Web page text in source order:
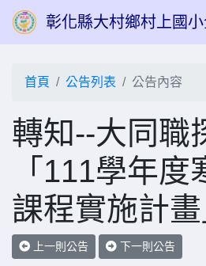
彰化縣大村鄉村上國
首頁 公告列表 公告內容
轉知--大同職
「111學年
課程實施計畫
上一則公告 下一則公告